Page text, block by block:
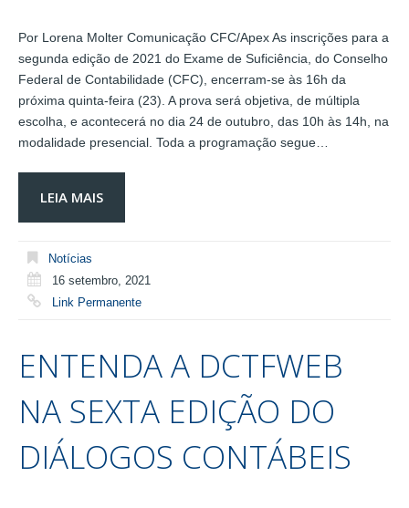
Por Lorena Molter Comunicação CFC/Apex As inscrições para a
segunda edição de 2021 do Exame de Suficiência, do Conselho
Federal de Contabilidade (CFC), encerram-se às 16h da
próxima quinta-feira (23). A prova será objetiva, de múltipla
escolha, e acontecerá no dia 24 de outubro, das 10h às 14h, na
modalidade presencial. Toda a programação segue…
LEIA MAIS
Notícias
16 setembro, 2021
Link Permanente
ENTENDA A DCTFWEB
NA SEXTA EDIÇÃO DO
DIÁLOGOS CONTÁBEIS